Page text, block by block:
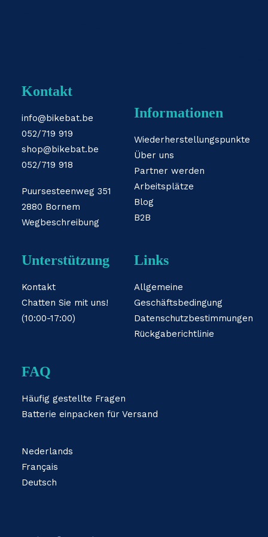
Kontakt
info@bikebat.be
052/719 919
shop@bikebat.be
052/719 918
Puursesteenweg 351
2880 Bornem
Wegbeschreibung
Informationen
Wiederherstellungspunkte
Über uns
Partner werden
Arbeitsplätze
Blog
B2B
Unterstützung
Kontakt
Chatten Sie mit uns!
(10:00-17:00)
Links
Allgemeine
Geschäftsbedingung
Datenschutzbestimmungen
Rückgaberichtlinie
FAQ
Häufig gestellte Fragen
Batterie einpacken für Versand
Nederlands
Français
Deutsch